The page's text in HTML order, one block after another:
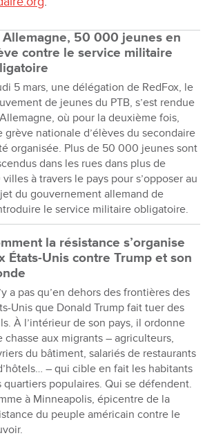
Allemagne, 50 000 jeunes en
contre le service militaire
5 mars, une délégation de RedFox, le
de jeunes du PTB, s’est rendue
où pour la deuxième fois,
grève nationale d’élèves du secondaire
organisée. Plus de 50 000 jeunes sont
dans les rues dans plus de
villes à travers le pays pour s’opposer au
du gouvernement allemand de
le service militaire obligatoire.
la résistance s’organise
États-Unis contre Trump et son
a pas qu’en dehors des frontières des
Unis que Donald Trump fait tuer des
À l’intérieur de son pays, il ordonne
chasse aux migrants – agriculteurs,
du bâtiment, salariés de restaurants
– qui cible en fait les habitants
quartiers populaires. Qui se défendent.
à Minneapolis, épicentre de la
du peuple américain contre le